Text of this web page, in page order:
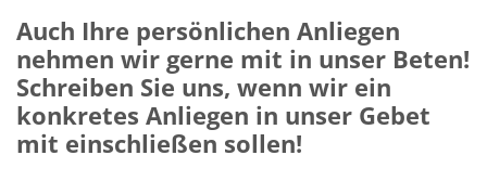
Auch Ihre persönlichen Anliegen
nehmen wir gerne mit in unser Beten!
Schreiben Sie uns, wenn wir ein
konkretes Anliegen in unser Gebet
mit einschließen sollen!